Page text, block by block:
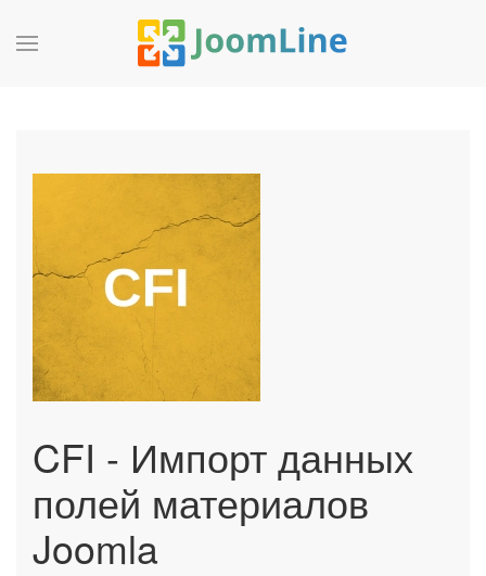
CFI - Импорт данных
полей материалов
Joomla